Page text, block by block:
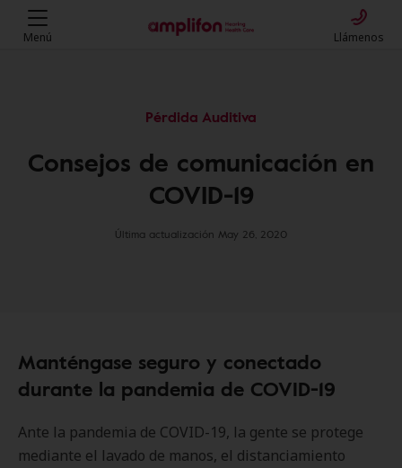
Menú Llámenos
Pérdida Auditiva
Consejos de comunicación en
COVID-19
Última actualización May 26, 2020
Manténgase seguro y conectado
durante la pandemia de COVID-19
Ante la pandemia de COVID-19, la gente se protege
mediante el lavado de manos, el distanciamiento